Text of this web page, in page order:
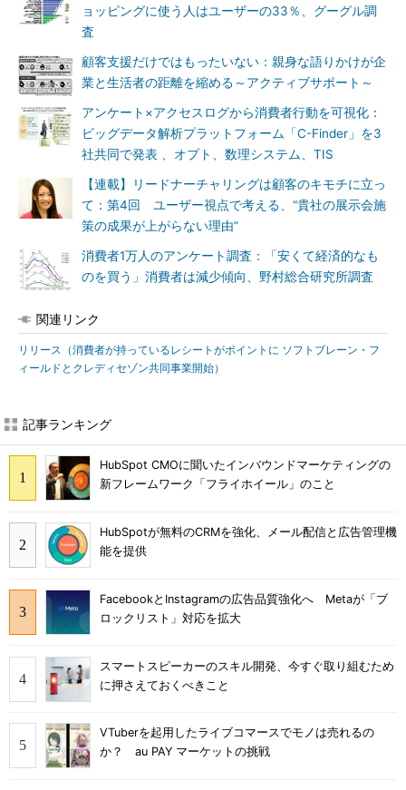
ョッピングに使う人はユーザーの33％、グーグル調
査
顧客支援だけではもったいない：親身な語りかけが企
業と生活者の距離を縮める～アクティブサポート～
アンケート×アクセスログから消費者行動を可視化：
ビッグデータ解析プラットフォーム「C-Finder」を3
社共同で発表 、オプト、数理システム、TIS
【連載】リードナーチャリングは顧客のキモチに立っ
て：第4回 ユーザー視点で考える、“貴社の展示会施
策の成果が上がらない理由”
消費者1万人のアンケート調査：「安くて経済的なも
のを買う」消費者は減少傾向、野村総合研究所調査
関連リンク
リリース（消費者が持っているレシートがポイントに ソフトブレーン・フ
ィールドとクレディセゾン共同事業開始）
記事ランキング
HubSpot CMOに聞いたインバウンドマーケティングの
新フレームワーク「フライホイール」のこと
HubSpotが無料のCRMを強化、メール配信と広告管理機
能を提供
FacebookとInstagramの広告品質強化へ Metaが「ブ
ロックリスト」対応を拡大
スマートスピーカーのスキル開発、今すぐ取り組むため
に押さえておくべきこと
VTuberを起用したライブコマースでモノは売れるの
か？ au PAY マーケットの挑戦